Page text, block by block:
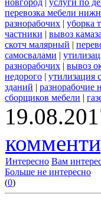
перевозка мебели
разнорабочих | уборка
частники | вывоз
скотч малярный |
самосвалами |
разнорабочих | вывоз
недорого | утилизация
зданий | разнорабочие
сборщиков мебели |
Интересно Вам
Больше не интересно
(0)